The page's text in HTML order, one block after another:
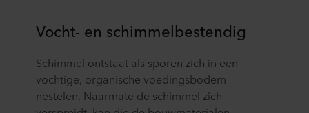
Vocht- en schimmelbestendig
Schimmel ontstaat als sporen zich in een
vochtige, organische voedingsbodem
nestelen. Naarmate de schimmel zich